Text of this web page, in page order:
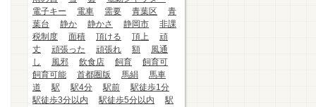
電子キー
電車 需要 青葉区
青
葉台
静か 静かさ 静岡市
非課
税制度
面積 頂ける 頂上
頑
丈
頑張った 頑張れ 額
風通
し
風邪 飲食店 飼育
飼育可
飼育可能
首都圏版 馬絹
馬車
道
駅 駅4分 駅前
駅徒歩1分
駅徒歩3分以内
駅徒歩5分以内
駅